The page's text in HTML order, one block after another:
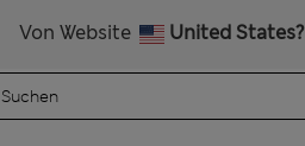
Von Website United States?